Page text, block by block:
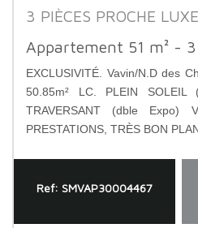
3 PIÈCES PROCHE
Appartement 51 m² -
EXCLUSIVITÉ. Vavin/N.D des
50.85m² LC. PLEIN SOLEIL
TRAVERSANT (dble Expo)
PRESTATIONS, TRÈS BON
Ref: SMVAP30004467